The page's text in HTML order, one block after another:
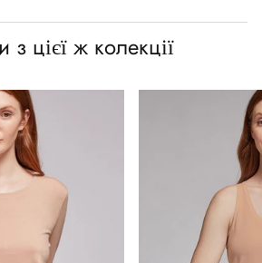
з цієї ж колекції